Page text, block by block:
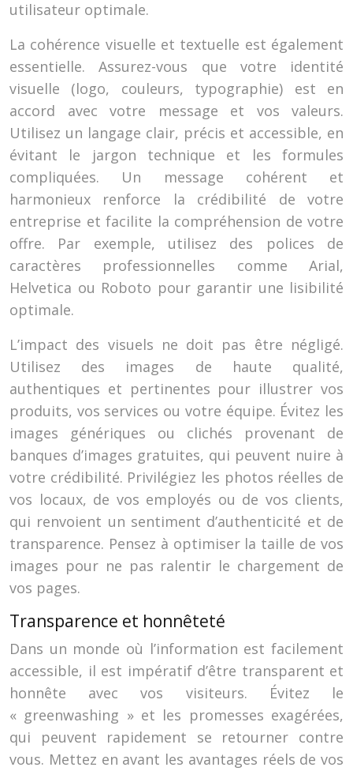
utilisateur optimale.
La cohérence visuelle et textuelle est également
essentielle. Assurez-vous que votre identité
visuelle (logo, couleurs, typographie) est en
accord avec votre message et vos valeurs.
Utilisez un langage clair, précis et accessible, en
évitant le jargon technique et les formules
compliquées. Un message cohérent et
harmonieux renforce la crédibilité de votre
entreprise et facilite la compréhension de votre
offre. Par exemple, utilisez des polices de
caractères professionnelles comme Arial,
Helvetica ou Roboto pour garantir une lisibilité
optimale.
L’impact des visuels ne doit pas être négligé.
Utilisez des images de haute qualité,
authentiques et pertinentes pour illustrer vos
produits, vos services ou votre équipe. Évitez les
images génériques ou clichés provenant de
banques d’images gratuites, qui peuvent nuire à
votre crédibilité. Privilégiez les photos réelles de
vos locaux, de vos employés ou de vos clients,
qui renvoient un sentiment d’authenticité et de
transparence. Pensez à optimiser la taille de vos
images pour ne pas ralentir le chargement de
vos pages.
Transparence et honnêteté
Dans un monde où l’information est facilement
accessible, il est impératif d’être transparent et
honnête avec vos visiteurs. Évitez le
« greenwashing » et les promesses exagérées,
qui peuvent rapidement se retourner contre
vous. Mettez en avant les avantages réels de vos